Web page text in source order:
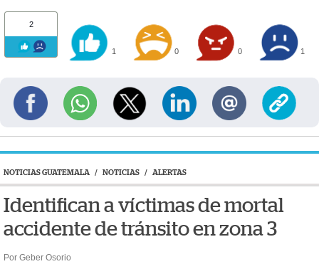
2
1 0 0 1
NOTICIAS GUATEMALA / NOTICIAS / ALERTAS
Identifican a víctimas de mortal
accidente de tránsito en zona 3
Por Geber Osorio